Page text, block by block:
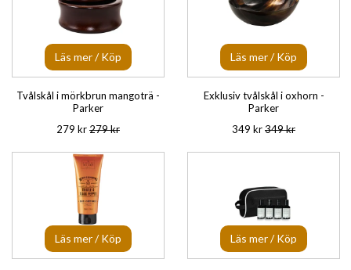
Läs mer / Köp
Tvålskål i mörkbrun mangoträ -
Parker
279 kr279 kr
Läs mer / Köp
Exklusiv tvålskål i oxhorn -
Parker
349 kr349 kr
Läs mer / Köp Läs mer / Köp